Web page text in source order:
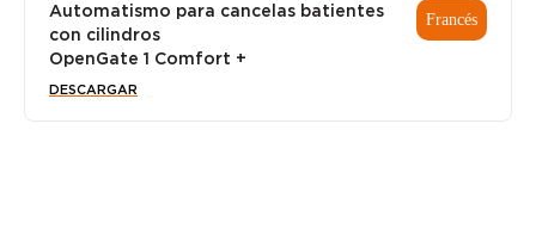
Automatismo para cancelas batientes
con cilindros
OpenGate 1 Comfort +
Francés
DESCARGAR